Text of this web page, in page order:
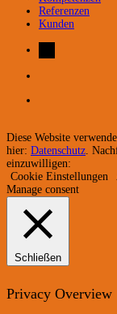
Referenzen
Kunden
Diese Website
hier: Datenschutz.
einzuwilligen:
Cookie Einstellungen
Manage consent
Schließen
Privacy Overview